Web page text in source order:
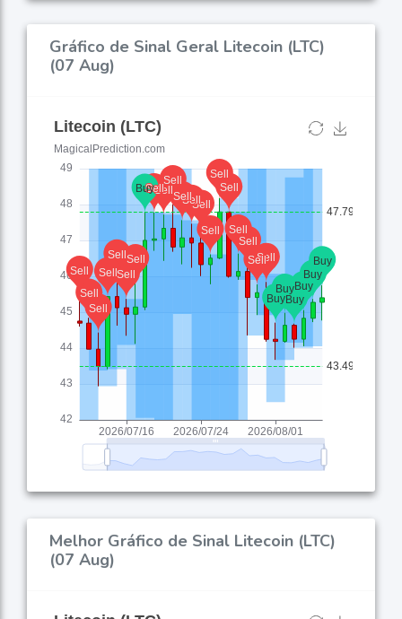
Gráfico de Sinal Geral Litecoin (LTC)
(07 Aug)
Melhor Gráfico de Sinal Litecoin (LTC)
(07 Aug)